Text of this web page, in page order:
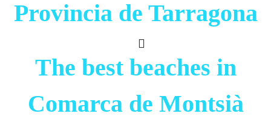
Provincia de Tarragona
The best beaches in
Comarca de Montsià